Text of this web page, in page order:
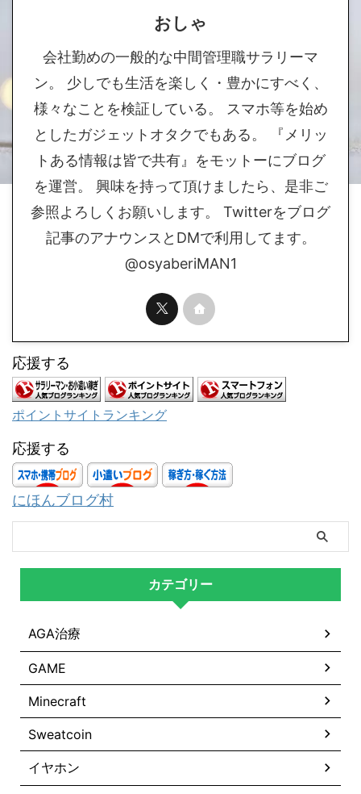
おしゃ
会社勤めの一般的な中間管理職サラリーマ
ン。 少しでも生活を楽しく・豊かにすべく、
様々なことを検証している。 スマホ等を始め
としたガジェットオタクでもある。 『メリッ
トある情報は皆で共有』をモットーにブログ
を運営。 興味を持って頂けましたら、是非ご
参照よろしくお願いします。 Twitterをブログ
記事のアナウンスとDMで利用してます。
@osyaberiMAN1
応援する
ポイントサイトランキング
応援する
にほんブログ村
カテゴリー
AGA治療
GAME
Minecraft
Sweatcoin
イヤホン